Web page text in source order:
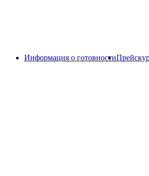
Информация о готовности